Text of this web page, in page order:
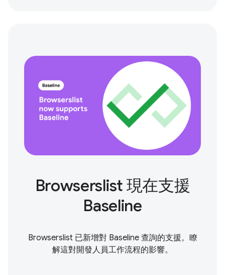
Browserslist 現在支援
Baseline
Browserslist 已新增對 Baseline 查詢的支援。瞭
解這對開發人員工作流程的影響。